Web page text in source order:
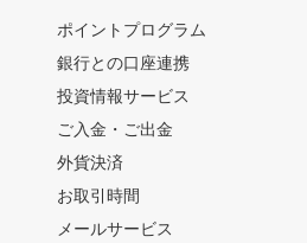
ポイントプログラム
銀行との口座連携
投資情報サービス
ご入金・ご出金
外貨決済
お取引時間
メールサービス